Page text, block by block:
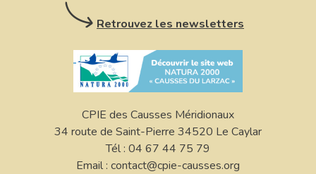
Retrouvez les newsletters
CPIE des Causses Méridionaux
34 route de Saint-Pierre 34520 Le Caylar
Tél : 04 67 44 75 79
Email : contact@cpie-causses.org